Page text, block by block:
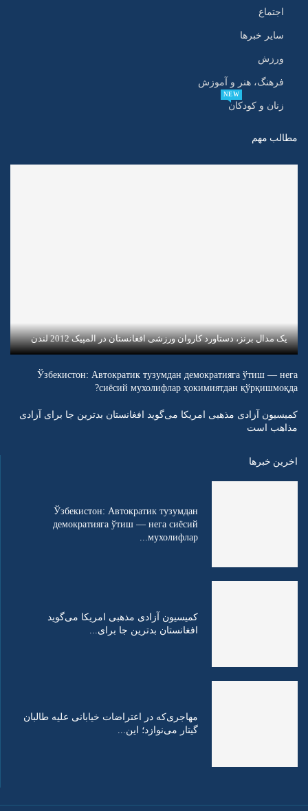
اجتماع
سایر خبرها
ورزش
فرهنگ، هنر و آموزش
زنان و کودکان
NEW
مطالب مهم
یک مدال برنز، دستاورد کاروان ورزشی افغانستان در المپیک 2012 لندن
Ўзбекистон: Автократик тузумдан демократияга ўтиш — нега
сиёсий мухолифлар ҳокимиятдан қўрқишмоқда?
کمیسیون آزادی مذهبی امریکا می‌گوید افغانستان بدترین جا برای آزادی
مذاهب است
اخرین خبرها
Ўзбекистон: Автократик тузумдан
демократияга ўтиш — нега сиёсий
мухолифлар...
کمیسیون آزادی مذهبی امریکا می‌گوید
افغانستان بدترین جا برای...
مهاجری‌که در اعتراضات خیابانی علیه طالبان
گیتار می‌نوازد؛ این...